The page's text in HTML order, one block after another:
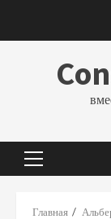
Основное
Главная